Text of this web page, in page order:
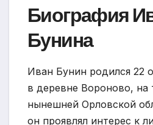
Биография
Бунина
Иван Бунин родился 22
в деревне Вороново, на
нынешней Орловской
он проявлял интерес к